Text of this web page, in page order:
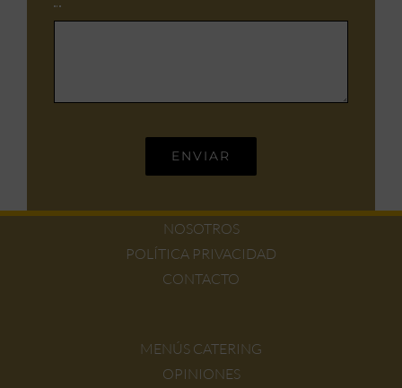
ENVIAR
NOSOTROS
POLÍTICA PRIVACIDAD
CONTACTO
MENÚS CATERING
OPINIONES